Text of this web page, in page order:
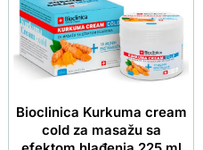
Bioclinica Kurkuma cream
cold za masažu sa